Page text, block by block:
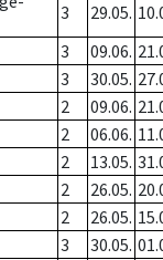
3 29.05.
3 09.06.
3 30.05.
2 09.06.
2 06.06.
2 13.05.
2 26.05.
2 26.05.
3 30.05.